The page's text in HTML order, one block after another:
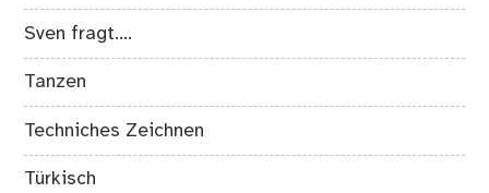
Sven fragt….
Tanzen
Techniches Zeichnen
Türkisch